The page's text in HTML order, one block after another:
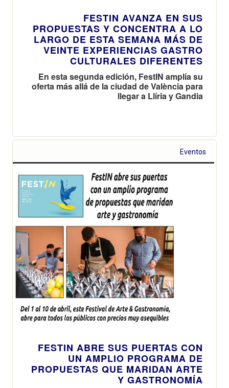
FESTIN AVANZA EN SUS
PROPUESTAS Y CONCENTRA A LO
LARGO DE ESTA SEMANA MÁS DE
VEINTE EXPERIENCIAS GASTRO
CULTURALES DIFERENTES
En esta segunda edición, FestIN amplía su
oferta más allá de la ciudad de València para
llegar a Llíria y Gandia
Eventos
FESTIN ABRE SUS PUERTAS CON
UN AMPLIO PROGRAMA DE
PROPUESTAS QUE MARIDAN ARTE
Y GASTRONOMÍA